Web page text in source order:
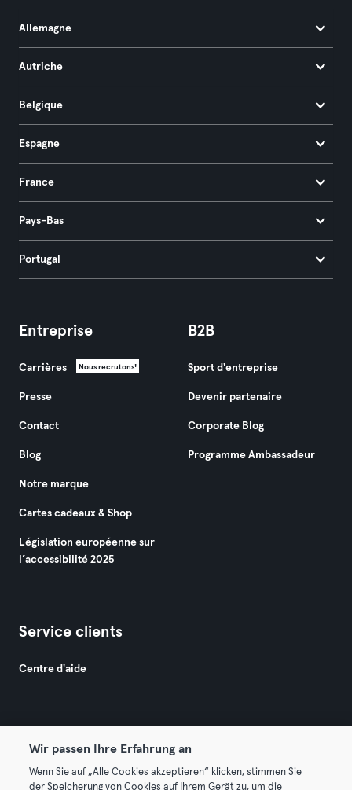
Allemagne
Autriche
Belgique
Espagne
France
Pays-Bas
Portugal
Entreprise
Carrières Nous recrutons!
Presse
Contact
Blog
Notre marque
Cartes cadeaux & Shop
Législation européenne sur
l’accessibilité 2025
B2B
Sport d'entreprise
Devenir partenaire
Corporate Blog
Programme Ambassadeur
Service clients
Centre d'aide
© 2026 Urban Sports Group GmbH. All rights reserved.
Wir passen Ihre Erfahrung an
Wenn Sie auf „Alle Cookies akzeptieren“ klicken, stimmen Sie
der Speicherung von Cookies auf Ihrem Gerät zu, um die